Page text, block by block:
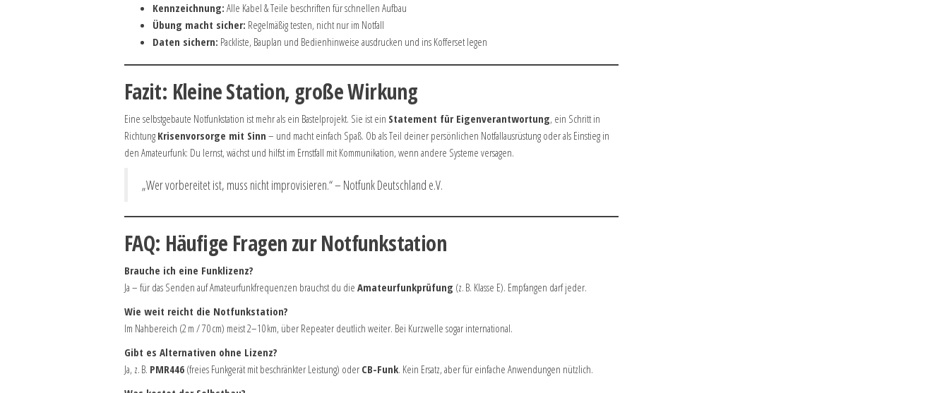
Kennzeichnung: Alle Kabel & Teile beschriften für schnellen Aufbau
Übung macht sicher: Regelmäßig testen, nicht nur im Notfall
Daten sichern: Packliste, Bauplan und Bedienhinweise ausdrucken und ins Kofferset legen
Fazit: Kleine Station, große Wirkung
Eine selbstgebaute Notfunkstation ist mehr als ein Bastelprojekt. Sie ist ein Statement für Eigenverantwortung, ein Schritt in
Richtung Krisenvorsorge mit Sinn – und macht einfach Spaß. Ob als Teil deiner persönlichen Notfallausrüstung oder als Einstieg in
den Amateurfunk: Du lernst, wächst und hilfst im Ernstfall mit Kommunikation, wenn andere Systeme versagen.
„Wer vorbereitet ist, muss nicht improvisieren.“ – Notfunk Deutschland e.V.
FAQ: Häufige Fragen zur Notfunkstation
Brauche ich eine Funklizenz?
Ja – für das Senden auf Amateurfunkfrequenzen brauchst du die Amateurfunkprüfung (z. B. Klasse E). Empfangen darf jeder.
Wie weit reicht die Notfunkstation?
Im Nahbereich (2 m / 70 cm) meist 2–10 km, über Repeater deutlich weiter. Bei Kurzwelle sogar international.
Gibt es Alternativen ohne Lizenz?
Ja, z. B. PMR446(freies Funkgerät mit beschränkter Leistung) oder CB-Funk. Kein Ersatz, aber für einfache Anwendungen nützlich.